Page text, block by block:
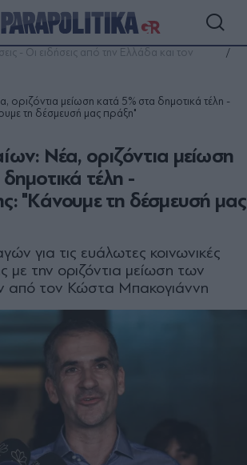
- Οι ειδήσεις από την Ελλάδα και τον
οριζόντια μείωση κατά 5% στα δημοτικά τέλη -
τη δέσμευσή μας πράξη"
Νέα, οριζόντια μείωση
τέλη -
"Κάνουμε τη δέσμευσή μας
για τις ευάλωτες κοινωνικές
με την οριζόντια μείωση των
από τον Κώστα Μπακογιάννη